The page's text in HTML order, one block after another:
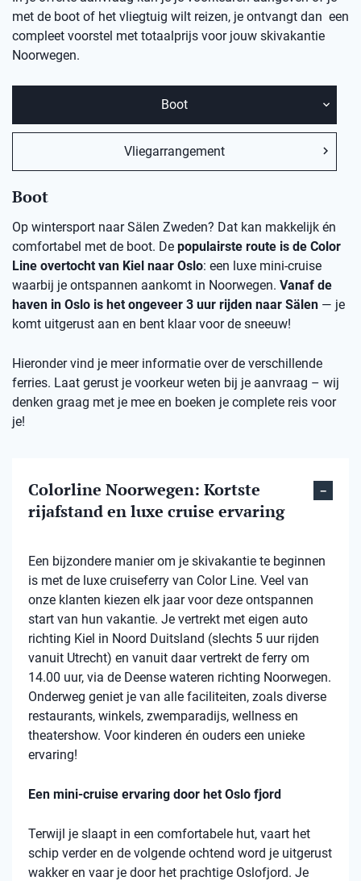
met de boot of het vliegtuig wilt reizen, je ontvangt dan een
compleet voorstel met totaalprijs voor jouw skivakantie
Noorwegen.
Boot
Vliegarrangement
Boot
Op wintersport naar Sälen Zweden? Dat kan makkelijk én
comfortabel met de boot. De populairste route is de Color
Line overtocht van Kiel naar Oslo: een luxe mini-cruise
waarbij je ontspannen aankomt in Noorwegen. Vanaf de
haven in Oslo is het ongeveer 3 uur rijden naar Sälen — je
komt uitgerust aan en bent klaar voor de sneeuw!
Hieronder vind je meer informatie over de verschillende
ferries. Laat gerust je voorkeur weten bij je aanvraag – wij
denken graag met je mee en boeken je complete reis voor
je!
Colorline Noorwegen: Kortste
rijafstand en luxe cruise ervaring
Een bijzondere manier om je skivakantie te beginnen
is met de luxe cruiseferry van Color Line. Veel van
onze klanten kiezen elk jaar voor deze ontspannen
start van hun vakantie. Je vertrekt met eigen auto
richting Kiel in Noord Duitsland (slechts 5 uur rijden
vanuit Utrecht) en vanuit daar vertrekt de ferry om
14.00 uur, via de Deense wateren richting Noorwegen.
Onderweg geniet je van alle faciliteiten, zoals diverse
restaurants, winkels, zwemparadijs, wellness en
theatershow. Voor kinderen én ouders een unieke
ervaring!
Een mini-cruise ervaring door het Oslo fjord
Terwijl je slaapt in een comfortabele hut, vaart het
schip verder en de volgende ochtend word je uitgerust
wakker en vaar je door het prachtige Oslofjord. Je